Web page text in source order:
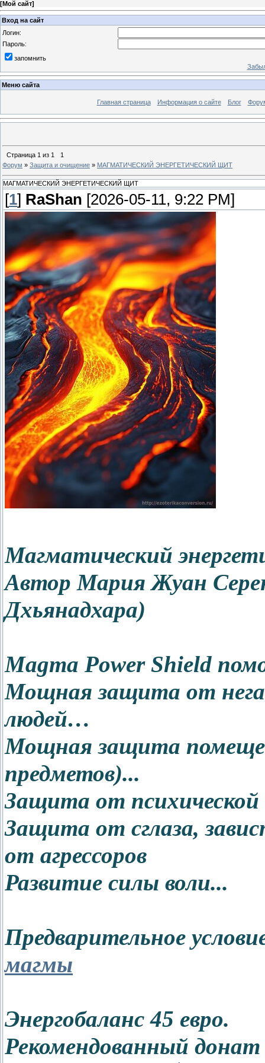
[Мой сайт]
Вход на сайт
Логин:
Пароль:
запомнить
Меню сайта
Главная страница Информация о сайте Блог
Страница 1 из 1
1
Форум » Защита и очищение » МАГМАТИЧЕСКИЙ ЭНЕРГЕТИЧЕСКИЙ ЩИТ
МАГМАТИЧЕСКИЙ ЭНЕРГЕТИЧЕСКИЙ ЩИТ
[1] RaShan [2026-05-11, 9:22 PM]
Магматический
Автор Мария Жуан
Дхьянадхара)
Magma Power Shield
Мощная защита от
людей…
Мощная защита
предметов)...
Защита от
Защита от сглаза,
от агрессоров
Развитие силы воли...
Предварительное
магмы
Энергобаланс 45 евро.
Рекомендованный донат